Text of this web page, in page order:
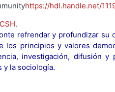
https://hdl.handle.net/
.
refrendar y profundizar
los principios y valores
investigación, difusión
y la sociología.